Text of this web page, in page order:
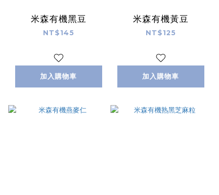
米森有機黑豆
NT$145
加入購物車
米森有機黃豆
NT$125
加入購物車